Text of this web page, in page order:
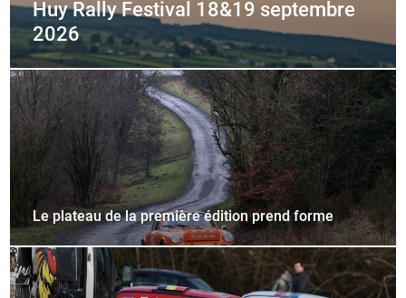
Huy Rally Festival 18&19 septembre
2026
Le plateau de la première édition prend forme